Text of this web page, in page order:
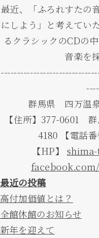
最近、「ふろれすたの
にしよう」と考えてい
るクラシックのCDの
音楽を
群馬県 四万温
【住所】377-0601
4180 【電話
【HP】
最近の投稿
高付加価値とは？
全館休館のお知らせ
新年を迎えて